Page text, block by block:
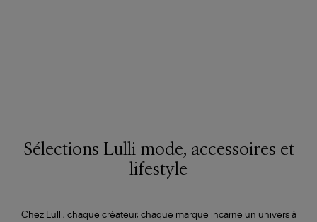
Sélections Lulli mode, accessoires et
lifestyle
Chez Lulli, chaque créateur, chaque marque incarne un univers à